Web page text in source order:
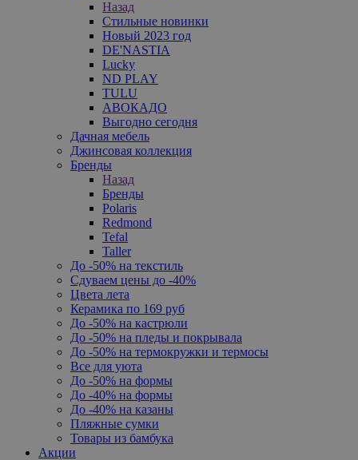
Назад
Стильные новинки
Новый 2023 год
DE'NASTIA
Lucky
ND PLAY
TULU
АВОКАДО
Выгодно сегодня
Дачная мебель
Джинсовая коллекция
Бренды
Назад
Бренды
Polaris
Redmond
Tefal
Taller
До -50% на текстиль
Сдуваем цены до -40%
Цвета лета
Керамика по 169 руб
До -50% на кастрюли
До -50% на пледы и покрывала
До -50% на термокружки и термосы
Все для уюта
До -50% на формы
До -40% на формы
До -40% на казаны
Пляжные сумки
Товары из бамбука
Акции